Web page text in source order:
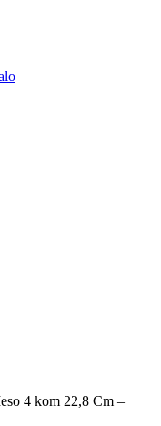
4 kom 22,8 Cm –